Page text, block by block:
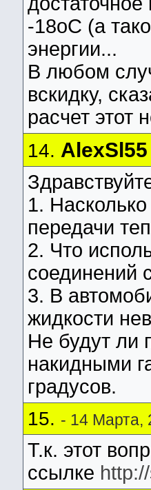
-18оС (а
энергии...
В любом
вскидку,
расчет этот
14. AlexSl55
1.
передачи
2. Что
соединений
3. В
жидкости
Не будут ли
накидными
градусов.
15. - 14 Марта,
Т.к. этот
ссылке